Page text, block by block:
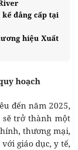
đẳng cấp tại
hiệu Xuất
hoạch
đến năm 2025,
sẽ trở thành một
thương mại,
giáo dục, y tế,